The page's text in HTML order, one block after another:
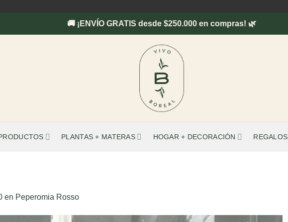
🚚 ¡ENVÍO GRATIS desde $250.000 en compras! 🌿
PLANTAS + MATERAS HOGAR + DECORACIÓN REGALOS
en Peperomia Rosso